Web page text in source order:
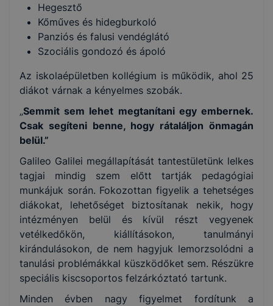
Hegesztő
Kőműves és hidegburkoló
Panziós és falusi vendéglátó
Szociális gondozó és ápoló
Az iskolaépületben kollégium is működik, ahol 25
diákot várnak a kényelmes szobák.
„Semmit sem lehet megtanítani egy embernek.
Csak segíteni benne, hogy rátaláljon önmagán
belül.”
Galileo Galilei megállapítását tantestületünk lelkes
tagjai mindig szem előtt tartják pedagógiai
munkájuk során. Fokozottan figyelik a tehetséges
diákokat, lehetőséget biztosítanak nekik, hogy
intézményen belül és kívül részt vegyenek
vetélkedőkön, kiállításokon, tanulmányi
kirándulásokon, de nem hagyjuk lemorzsolódni a
tanulási problémákkal küszködőket sem. Részükre
speciális kiscsoportos felzárkóztató tartunk.
Minden évben nagy figyelmet fordítunk a